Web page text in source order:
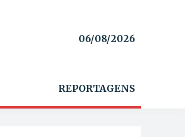
06/08/2026
REPORTAGENS